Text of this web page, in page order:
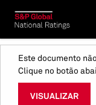
Este documento
Clique no botão
VISUALIZAR